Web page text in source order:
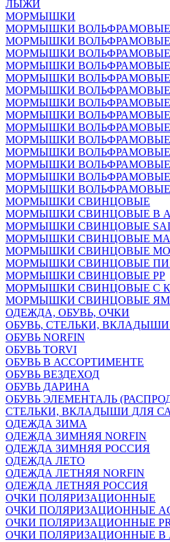
ЛЫЖИ
МОРМЫШКИ
МОРМЫШКИ ВОЛЬФРАМОВЫЕ
МОРМЫШКИ ВОЛЬФРАМОВЫЕ
МОРМЫШКИ ВОЛЬФРАМОВЫЕ
МОРМЫШКИ ВОЛЬФРАМОВЫЕ
МОРМЫШКИ ВОЛЬФРАМОВЫЕ
МОРМЫШКИ ВОЛЬФРАМОВЫЕ
МОРМЫШКИ
МОРМЫШКИ ВОЛЬФРАМОВЫЕ
МОРМЫШКИ
МОРМЫШКИ ВОЛЬФРАМОВЫЕ
МОРМЫШКИ ВОЛЬФРАМОВЫЕ
МОРМЫШКИ ВОЛЬФРАМОВЫЕ
МОРМЫШКИ ВОЛЬФРАМОВЫЕ
МОРМЫШКИ
МОРМЫШКИ СВИНЦОВЫЕ
МОРМЫШКИ СВИНЦОВЫЕ В
МОРМЫШКИ СВИНЦОВЫЕ
МОРМЫШКИ СВИНЦОВЫЕ
МОРМЫШКИ СВИНЦОВЫЕ
МОРМЫШКИ СВИНЦОВЫЕ
МОРМЫШКИ СВИНЦОВЫЕ РР
МОРМЫШКИ СВИНЦОВЫЕ С
МОРМЫШКИ СВИНЦОВЫЕ
ОДЕЖДА, ОБУВЬ, ОЧКИ
ОБУВЬ, СТЕЛЬКИ, ВКЛАДЫШИ
ОБУВЬ NORFIN
ОБУВЬ TORVI
ОБУВЬ В АССОРТИМЕНТЕ
ОБУВЬ ВЕЗДЕХОД
ОБУВЬ ДАРИНА
ОБУВЬ ЭЛЕМЕНТАЛЬ
СТЕЛЬКИ, ВКЛАДЫШИ ДЛЯ
ОДЕЖДА ЗИМА
ОДЕЖДА ЗИМНЯЯ NORFIN
ОДЕЖДА ЗИМНЯЯ РОССИЯ
ОДЕЖДА ЛЕТО
ОДЕЖДА ЛЕТНЯЯ NORFIN
ОДЕЖДА ЛЕТНЯЯ РОССИЯ
ОЧКИ ПОЛЯРИЗАЦИОННЫЕ
ОЧКИ ПОЛЯРИЗАЦИОННЫЕ
ОЧКИ ПОЛЯРИЗАЦИОННЫЕ
ОЧКИ ПОЛЯРИЗАЦИОННЫЕ В